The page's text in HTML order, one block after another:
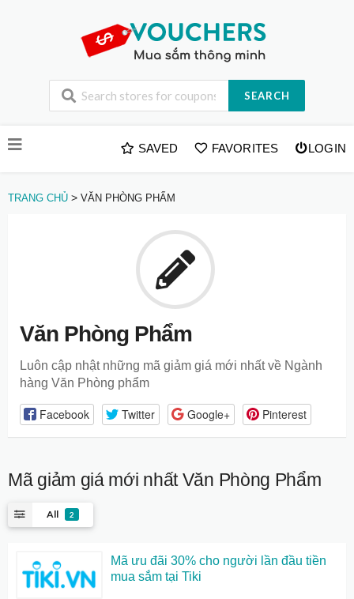
SEARCH
to
SAVED FAVORITES LOGIN
TRANG CHỦ > VĂN PHÒNG PHẨM
Văn Phòng Phẩm
Luôn cập nhật những mã giảm giá mới nhất về Ngành
hàng Văn Phòng phẩm
Facebook Twitter Google+ Pinterest
Mã giảm giá mới nhấtVăn Phòng Phẩm
All 2
Mã ưu đãi 30% cho người lần đầu tiền
mua sắm tại Tiki